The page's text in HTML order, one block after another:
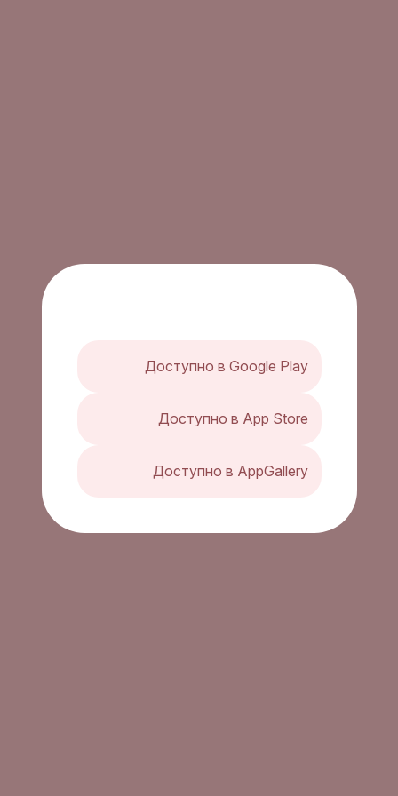
Доступно в Google Play
Доступно в App Store
Доступно в AppGallery